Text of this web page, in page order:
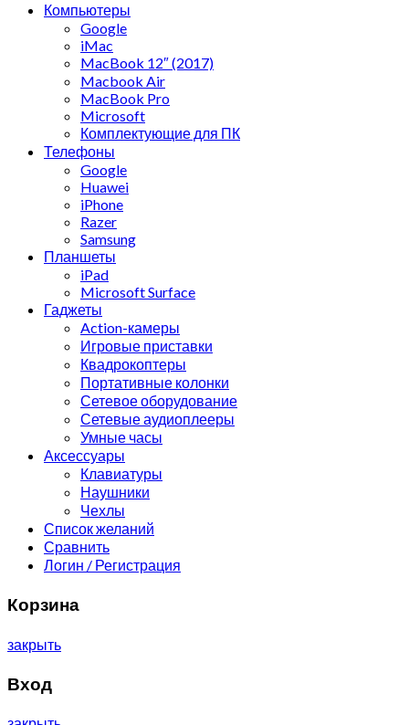
Компьютеры
Google
iMac
MacBook 12″ (2017)
Macbook Air
MacBook Pro
Microsoft
Комплектующие для ПК
Телефоны
Google
Huawei
iPhone
Razer
Samsung
Планшеты
iPad
Microsoft Surface
Гаджеты
Action-камеры
Игровые приставки
Квадрокоптеры
Портативные колонки
Сетевое оборудование
Сетевые аудиоплееры
Умные часы
Аксессуары
Клавиатуры
Наушники
Чехлы
Список желаний
Сравнить
Логин / Регистрация
Корзина
закрыть
Вход